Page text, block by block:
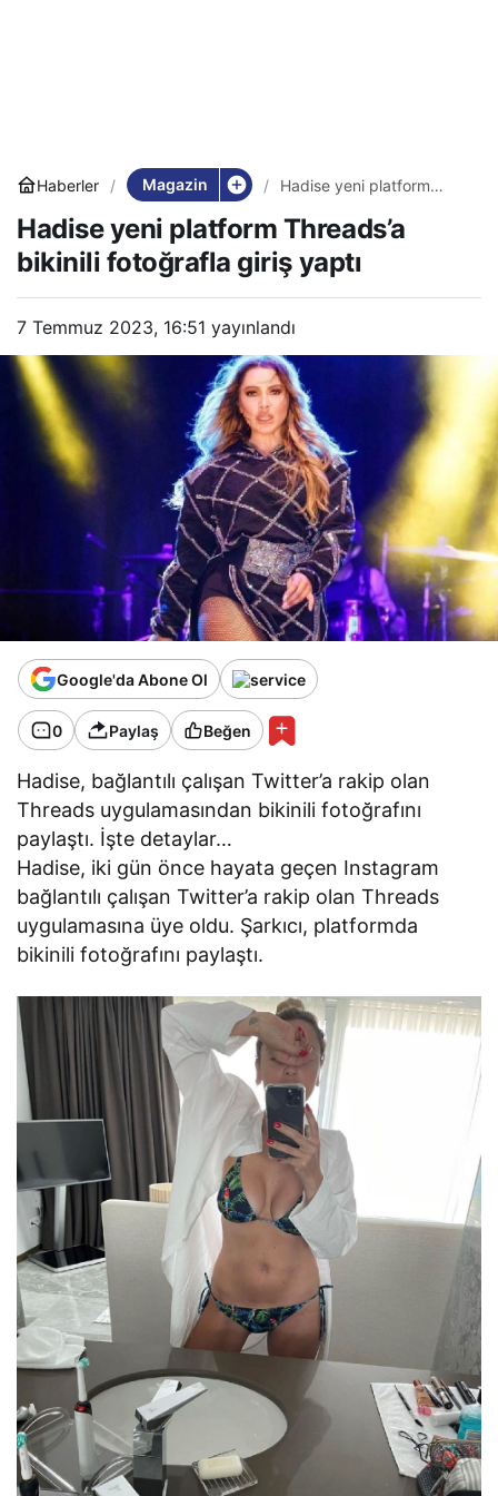
Haberler Magazin
Hadise yeni platform
fotoğrafla giriş yaptı
Hadise yeni platform Threads’a
bikinili fotoğrafla giriş yaptı
7 Temmuz 2023, 16:51 yayınlandı
Google'da Abone Ol
0 Paylaş Beğen
Hadise, bağlantılı çalışan Twitter’a rakip olan
Threads uygulamasından bikinili fotoğrafını
paylaştı. İşte detaylar…
Hadise, iki gün önce hayata geçen Instagram
bağlantılı çalışan Twitter’a rakip olan Threads
uygulamasına üye oldu. Şarkıcı, platformda
bikinili fotoğrafını paylaştı.